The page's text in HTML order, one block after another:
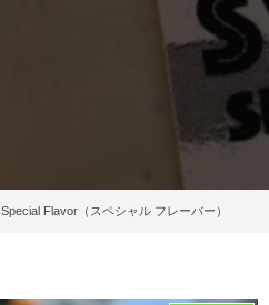
Special Flavor（スペシャル フレーバー）